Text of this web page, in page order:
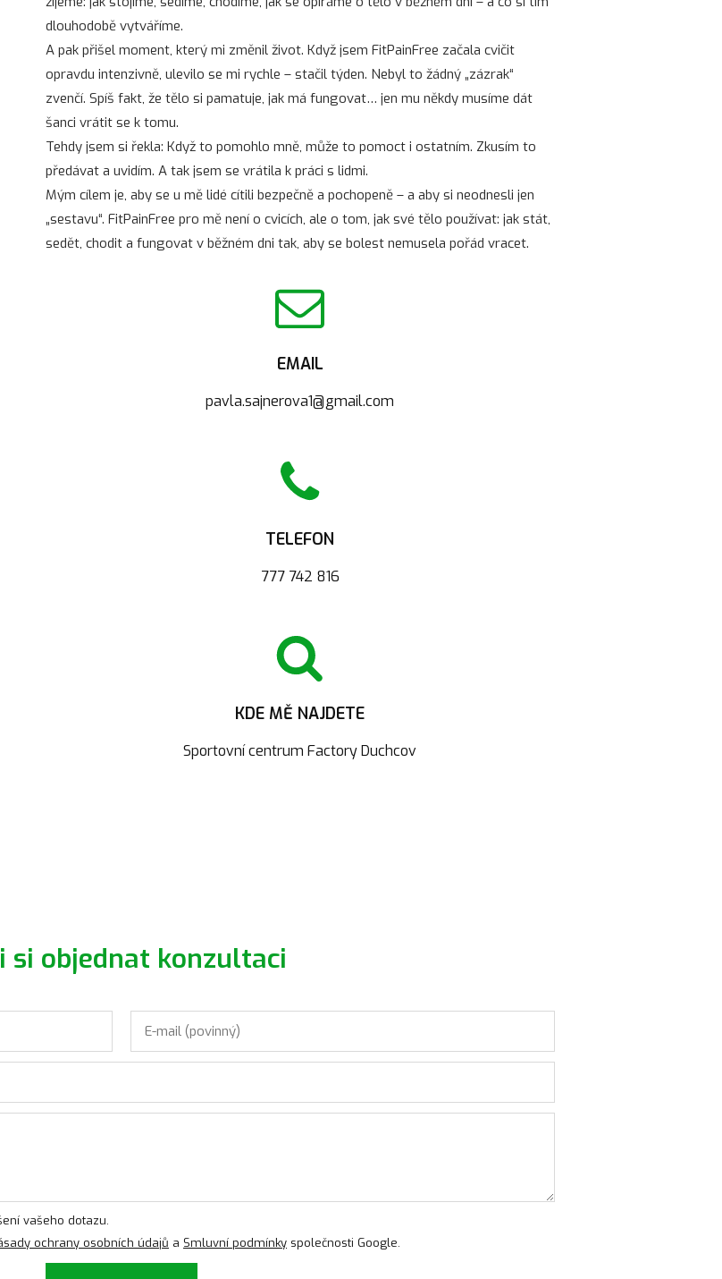
dlouhodobě vytváříme.
A pak přišel moment, který mi změnil život. Když jsem FitPainFree začala cvičit
opravdu intenzivně, ulevilo se mi rychle – stačil týden. Nebyl to žádný „zázrak“
zvenčí. Spíš fakt, že tělo si pamatuje, jak má fungovat… jen mu někdy musíme dát
šanci vrátit se k tomu.
Tehdy jsem si řekla: Když to pomohlo mně, může to pomoct i ostatním. Zkusím to
předávat a uvidím. A tak jsem se vrátila k práci s lidmi.
Mým cílem je, aby se u mě lidé cítili bezpečně a pochopeně – a aby si neodnesli jen
„sestavu“. FitPainFree pro mě není o cvicích, ale o tom, jak své tělo používat: jak stát,
sedět, chodit a fungovat v běžném dni tak, aby se bolest nemusela pořád vracet.
EMAIL
pavla.sajnerova1@gmail.com
TELEFON
777 742 816
KDE MĚ NAJDETE
Sportovní centrum Factory Duchcov
si objednat konzultaci
vašeho dotazu.
ochrany osobních údajů a Smluvní podmínky společnosti Google.